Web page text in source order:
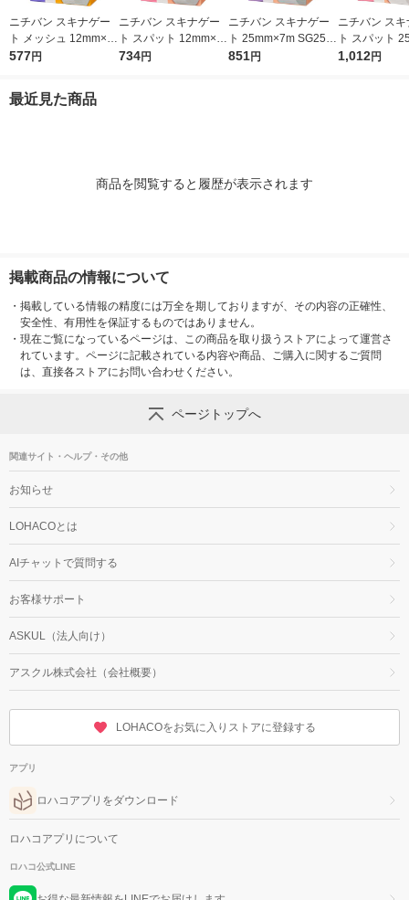
ニチバン スキナゲー
ト メッシュ 12mm×7
m SGM127 2箱（1巻
577円
ニチバン スキナゲー
ト スパット 12mm×9
m SGS129 2箱（1巻
734円
ニチバン スキナゲー
ト 25mm×7m SG257
2箱（1巻入×2）
851円
ニチバン ス
ト スパット
m SGS259 2
1,012円
最近見た商品
商品を閲覧すると履歴が表示されます
掲載商品の情報について
・ 掲載している情報の精度には万全を期しておりますが、その内容の正確性、
安全性、有用性を保証するものではありません。
・ 現在ご覧になっているページは、この商品を取り扱うストアによって運営さ
れています。ページに記載されている内容や商品、ご購入に関するご質問
は、直接各ストアにお問い合わせください。
ページトップへ
関連サイト・ヘルプ・その他
お知らせ
LOHACOとは
AIチャットで質問する
お客様サポート
ASKUL（法人向け）
アスクル株式会社（会社概要）
LOHACOをお気に入りストアに登録する
アプリ
ロハコアプリをダウンロード
ロハコアプリについて
ロハコ公式LINE